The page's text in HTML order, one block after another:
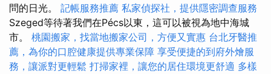
問的日光。 記帳服務推薦 私家偵探社，提供隱密調查服務
Szeged等待著我們在Pécs以東，這可以被視為地中海城
市。 桃園搬家，找當地搬家公司，方便又實惠 台北牙醫推
薦，為你的口腔健康提供專業保障 享受便捷的到府外燴服
務，讓派對更輕鬆 打掃家裡，讓您的居住環境更舒適 多樣